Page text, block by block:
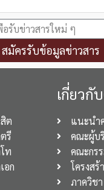
สมัครรับข้อมูลข่าวสาร
ต
รี
ท
อก
เกี่ยวกั
แนะนำ
คณะผู้บ
คณะกร
โครงสร้
ภาควิช